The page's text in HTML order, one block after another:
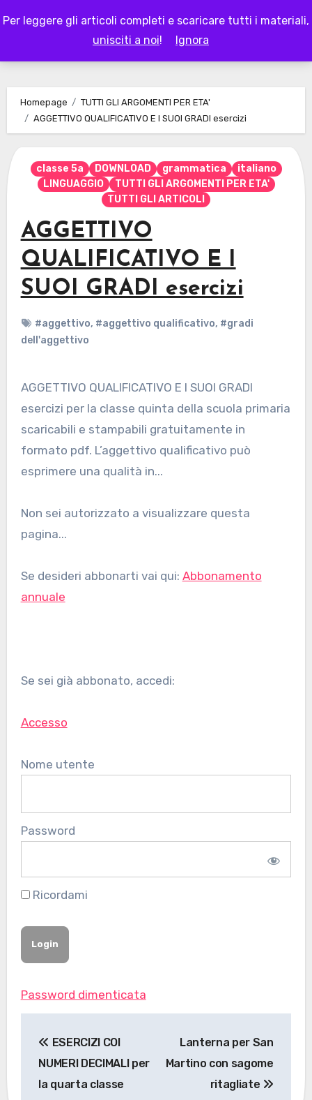
Per leggere gli articoli completi e scaricare tutti i materiali,
unisciti a noi! Ignora
to
LAPAPPADOLCE
Homepage
TUTTI GLI ARGOMENTI PER ETA'
AGGETTIVO QUALIFICATIVO E I SUOI GRADI esercizi
classe 5a DOWNLOAD grammatica
italiano
LINGUAGGIO
TUTTI GLI ARGOMENTI PER ETA'
TUTTI GLI ARTICOLI
AGGETTIVO
QUALIFICATIVO E I
SUOI GRADI esercizi
#aggettivo, #aggettivo qualificativo, #gradi
dell'aggettivo
AGGETTIVO QUALIFICATIVO E I SUOI GRADI
esercizi per la classe quinta della scuola primaria
scaricabili e stampabili gratuitamente in
formato pdf. L’aggettivo qualificativo può
esprimere una qualità in...
Non sei autorizzato a visualizzare questa
pagina...
Se desideri abbonarti vai qui: Abbonamento
annuale
Se sei già abbonato, accedi:
Accesso
Nome utente
Password
Ricordami
Password dimenticata
articoli
ESERCIZI COI
NUMERI DECIMALI per
la quarta classe
Lanterna per San
Martino con sagome
ritagliate